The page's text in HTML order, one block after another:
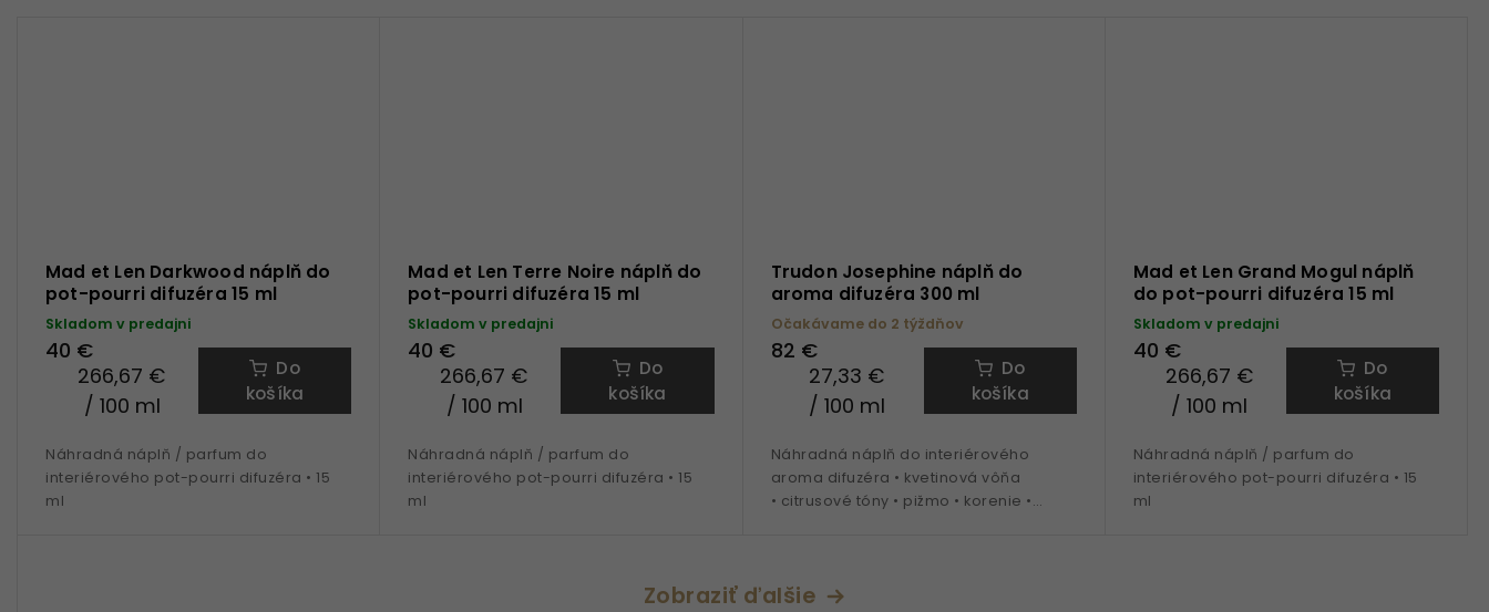
Mad et Len Darkwood náplň do
pot-pourri difuzéra 15 ml
Skladom v predajni
40 €
266,67 €
/ 100 ml
Do
košíka
Náhradná náplň / parfum do
interiérového pot-pourri difuzéra • 15
ml
Mad et Len Terre Noire náplň do
pot-pourri difuzéra 15 ml
Skladom v predajni
40 €
266,67 €
/ 100 ml
Do
košíka
Náhradná náplň / parfum do
interiérového pot-pourri difuzéra • 15
ml
Trudon Josephine náplň do
aroma difuzéra 300 ml
Očakávame do 2 týždňov
82 €
27,33 €
/ 100 ml
Do
košíka
Náhradná náplň do interiérového
aroma difuzéra • kvetinová vôňa
• citrusové tóny • pižmo • korenie •
Mad et Len Grand Mogul náplň
do pot-pourri difuzéra 15 ml
Skladom v predajni
40 €
266,67 €
/ 100 ml
Do
košíka
Náhradná náplň / parfum do
interiérového pot-pourri difuzéra • 15
ml
Zobraziť ďalšie